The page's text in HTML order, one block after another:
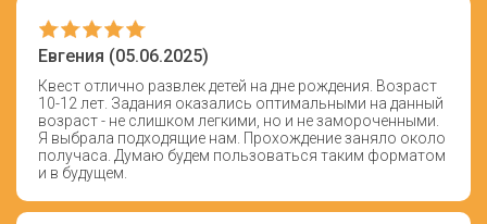
Евгения (05.06.2025)
Квест отлично развлек детей на дне рождения. Возраст
10-12 лет. Задания оказались оптимальными на данный
возраст - не слишком легкими, но и не замороченными.
Я выбрала подходящие нам. Прохождение заняло около
получаса. Думаю будем пользоваться таким форматом
и в будущем.